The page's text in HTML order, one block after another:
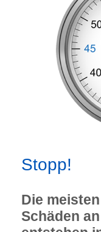
Stopp!
Die
Schäden